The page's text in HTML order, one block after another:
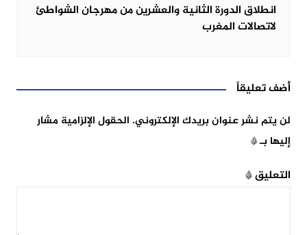
انطلاق الدورة الثانية والعشرين من مهرجان الشواطئ
لاتصالات المغرب
أضف تعليقاً
لن يتم نشر عنوان بريدك الإلكتروني. الحقول الإلزامية مشار
إليها بـ*
التعليق*